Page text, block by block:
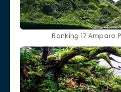
Ranking 17 Amparo